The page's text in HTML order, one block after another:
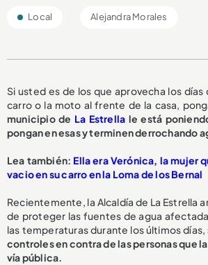
Local Alejandra Morales
Si usted es de los que aprovecha los días
carro o la moto al frente de la casa,
municipio de La Estrella le está
pongan en esas y terminen derrochando
Lea también: Ella era Verónica, la mujer
vacio en su carro en la Loma de los Bernal
Recientemente, la Alcaldía de La Estrella
de proteger las fuentes de agua
las temperaturas durante los últimos días,
controles en contra de las personas que
vía pública.